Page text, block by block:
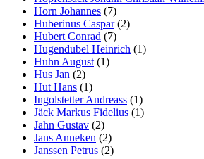
Horn Johannes (7)
Huberinus Caspar(2)
Hubert Conrad (7)
Hugendubel Heinrich (1)
Huhn August (1)
Hus Jan (2)
Hut Hans (1)
Ingolstetter Andreass (1)
Jäck Markus Fidelius (1)
Jahn Gustav (2)
Jans Anneken (2)
Janssen Petrus (2)